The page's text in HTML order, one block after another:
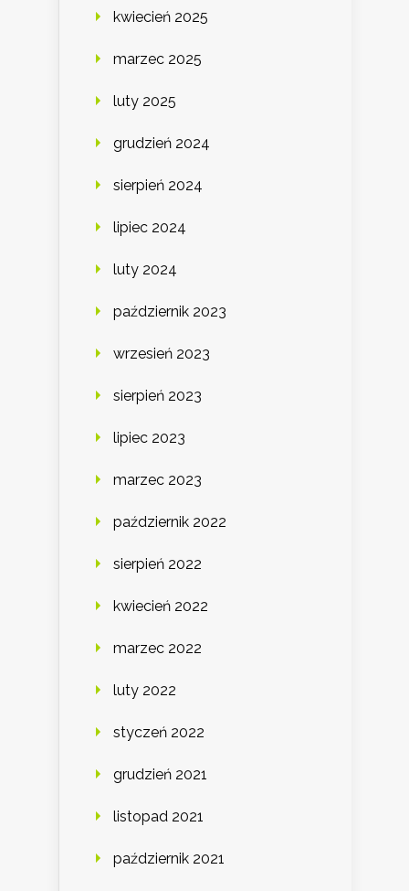
kwiecień 2025
marzec 2025
luty 2025
grudzień 2024
sierpień 2024
lipiec 2024
luty 2024
październik 2023
wrzesień 2023
sierpień 2023
lipiec 2023
marzec 2023
październik 2022
sierpień 2022
kwiecień 2022
marzec 2022
luty 2022
styczeń 2022
grudzień 2021
listopad 2021
październik 2021